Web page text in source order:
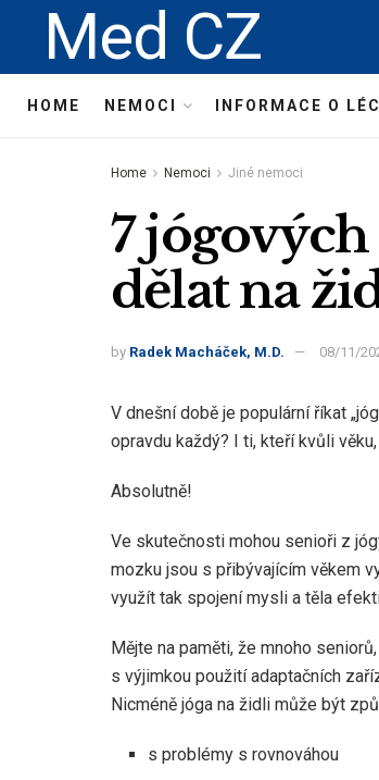
Med CZ
HOME NEMOCI INFORMACE O
Home Nemoci Jiné nemoci
7
dělat na
by Radek Macháček, M.D. 08/11/
V dnešní době je populární říkat
opravdu každý? I ti, kteří kvůli
Absolutně!
Ve skutečnosti mohou senioři z
mozku jsou s přibývajícím věkem
využít tak spojení mysli a těla
Mějte na paměti, že mnoho
s výjimkou použití adaptačních
Nicméně jóga na židli může být
s problémy s rovnováhou